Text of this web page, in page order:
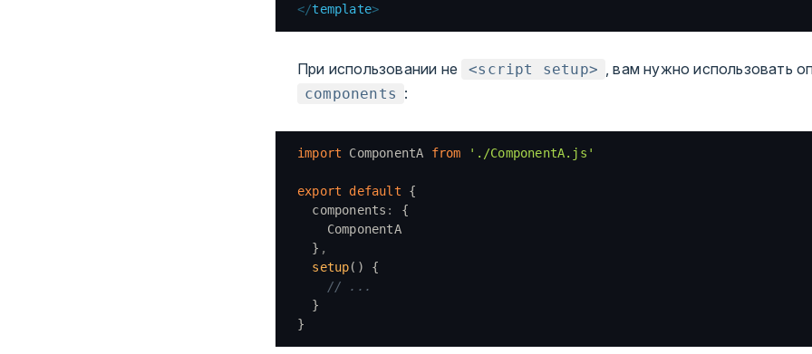
</template>
При использовании не <script setup> , вам нужно использовать
components :
import ComponentA from './ComponentA.js'
export default {
  components
:
{
    ComponentA
  }
,
  setup
() {
    // ...
  }
}